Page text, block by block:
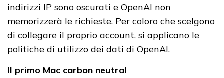
indirizzi IP sono oscurati e OpenAI non
memorizzerà le richieste. Per coloro che scelgono
di collegare il proprio account, si applicano le
politiche di utilizzo dei dati di OpenAI.
Il primo Mac carbon neutral